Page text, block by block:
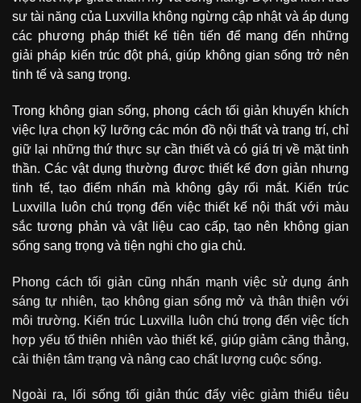
sư tài năng của Luxvilla không ngừng cập nhật và áp dụng
các phương pháp thiết kế tiên tiến để mang đến những
giải pháp kiến trúc đột phá, giúp không gian sống trở nên
tinh tế và sang trọng.
Trong không gian sống, phong cách tối giản khuyến khích
việc lựa chọn kỹ lưỡng các món đồ nội thất và trang trí, chỉ
giữ lại những thứ thực sự cần thiết và có giá trị về mặt tinh
thần. Các vật dụng thường được thiết kế đơn giản nhưng
tinh tế, tạo điểm nhấn mà không gây rối mắt. Kiến trúc
Luxvilla luôn chú trọng đến việc thiết kế nội thất với màu
sắc tương phản và vật liệu cao cấp, tạo nên không gian
sống sang trọng và tiện nghi cho gia chủ.
Phong cách tối giản cũng nhấn mạnh việc sử dụng ánh
sáng tự nhiên, tạo không gian sống mở và thân thiện với
môi trường. Kiến trúc Luxvilla luôn chú trọng đến việc tích
hợp yếu tố thiên nhiên vào thiết kế, giúp giảm căng thẳng,
cải thiện tâm trạng và nâng cao chất lượng cuộc sống.
Ngoài ra, lối sống tối giản thúc đẩy việc giảm thiểu tiêu